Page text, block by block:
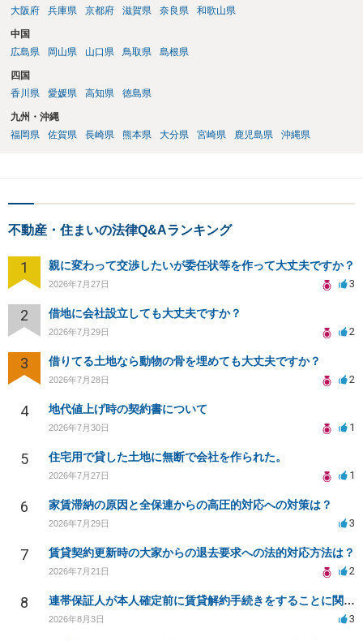
大阪府
兵庫県 京都府 滋賀県 奈良県 和歌山県
中国
広島県
岡山県 山口県 鳥取県 島根県
四国
香川県
愛媛県 高知県 徳島県
九州・沖縄
福岡県
佐賀県 長崎県 熊本県 大分県 宮崎県 鹿児島県 沖縄県
不動産・住まいの法律Q&Aランキング
1 親に変わって交渉したいが委任状等を作って大丈夫ですか？
2026年7月27日 3
2 借地に会社設立しても大丈夫ですか？
2026年7月29日 2
3 借りてる土地なら動物の骨を埋めても大丈夫ですか？
2026年7月28日 2
4 地代値上げ時の契約書について
2026年7月30日 1
5 住宅用で貸した土地に無断で会社を作られた。
2026年7月27日 1
6 家賃滞納の原因と全保連からの高圧的対応への対策は？
2026年7月29日 3
7 賃貸契約更新時の大家からの退去要求への法的対応方法は？
2026年7月21日 2
8 連帯保証人が本人確定前に賃貸解約手続きをすることに関して
2026年8月3日 3